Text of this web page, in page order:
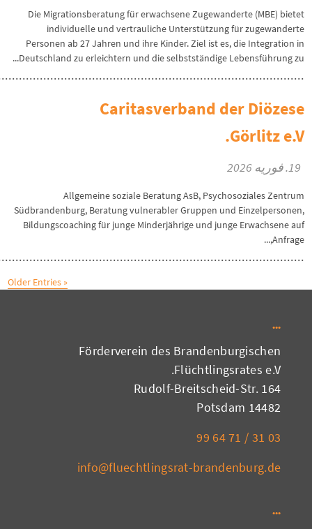
Die Migrationsberatung für erwachsene Zugewanderte (MBE) bietet
individuelle und vertrauliche Unterstützung für zugewanderte
Personen ab 27 Jahren und ihre Kinder. Ziel ist es, die Integration in
Deutschland zu erleichtern und die selbstständige Lebensführung zu...
Caritasverband der Diözese
Görlitz e.V.
19. فوریه 2026
Allgemeine soziale Beratung AsB, Psychosoziales Zentrum
Südbrandenburg, Beratung vulnerabler Gruppen und Einzelpersonen,
Bildungscoaching für junge Minderjährige und junge Erwachsene auf
Anfrage,...
« Older Entries
Förderverein des Brandenburgischen
Flüchtlingsrates e.V.
Rudolf-Breitscheid-Str. 164
14482 Potsdam
03 31 / 71 64 99
info@fluechtlingsrat-brandenburg.de